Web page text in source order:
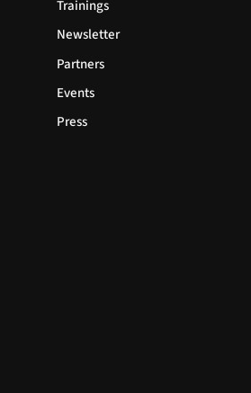
Trainings
Newsletter
Partners
Events
Press